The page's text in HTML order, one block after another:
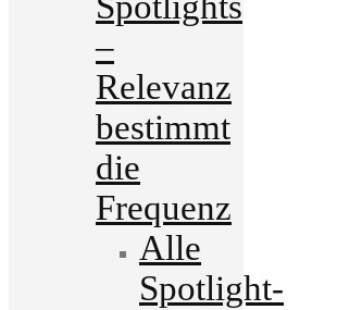
–
Relevanz
bestimmt
die
Frequenz
Alle
Spotlight-